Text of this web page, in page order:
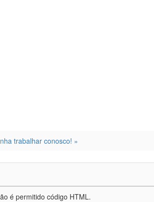
trabalhar conosco! »
é permitido código HTML.